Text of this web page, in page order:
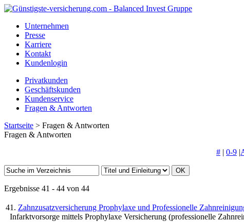
Unternehmen
Presse
Karriere
Kontakt
Kundenlogin
Privatkunden
Geschäftskunden
Kundenservice
Fragen & Antworten
Startseite > Fragen & Antworten
Fragen & Antworten
# | 0-9 |
Ergebnisse 41 - 44 von 44
41. Zahnzusatzversicherung Prophylaxe und Professionelle
Infarktvorsorge mittels Prophylaxe Versicherung (professionelle